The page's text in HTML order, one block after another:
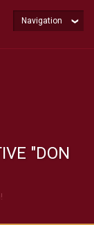
"DON
Navigation